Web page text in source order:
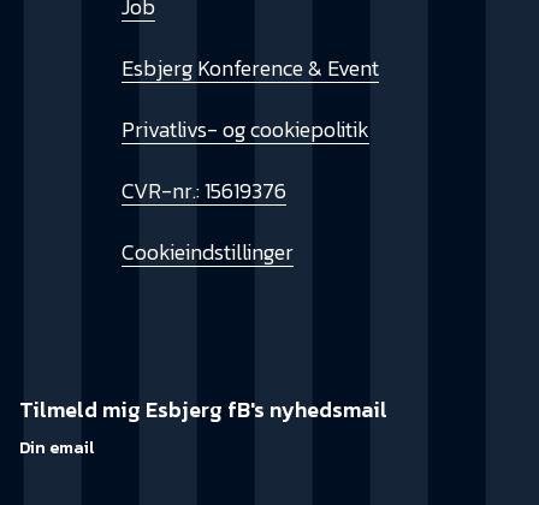
Job
Esbjerg Konference & Event
Privatlivs- og cookiepolitik
CVR-nr.: 15619376
Cookieindstillinger
Tilmeld mig Esbjerg fB's nyhedsmail
Din email